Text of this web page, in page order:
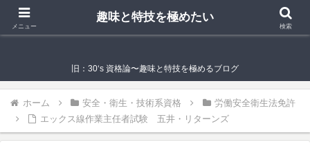
趣味と特技を極めたい
旧：30‘s 資格論〜趣味と特技を極めるブログ
ホーム 安全・衛生・技術系資格
労働安全衛生法免許
エックス線作業主任者試験 五井・リターンズ
メニュー
趣味と特技を極めたい
検索